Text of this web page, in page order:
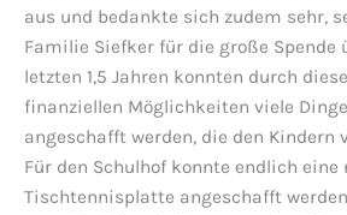
aus und bedankte sich zudem sehr,
Familie Siefker für die große Spende
letzten 1,5 Jahren konnten durch
finanziellen Möglichkeiten viele
angeschafft werden, die den Kindern
Für den Schulhof konnte endlich eine
Tischtennisplatte angeschafft